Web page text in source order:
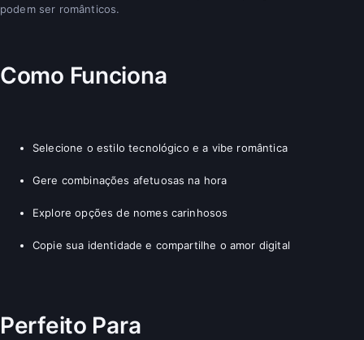
podem ser românticos.
Como Funciona
Selecione o estilo tecnológico e a vibe romântica
Gere combinações afetuosas na hora
Explore opções de nomes carinhosos
Copie sua identidade e compartilhe o amor digital
Perfeito Para